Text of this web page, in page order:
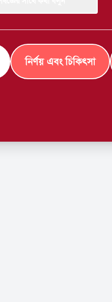
নির্ণয় এবং চিকিৎসা